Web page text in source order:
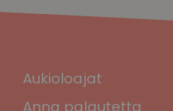
Aukioloajat
Anna palautetta